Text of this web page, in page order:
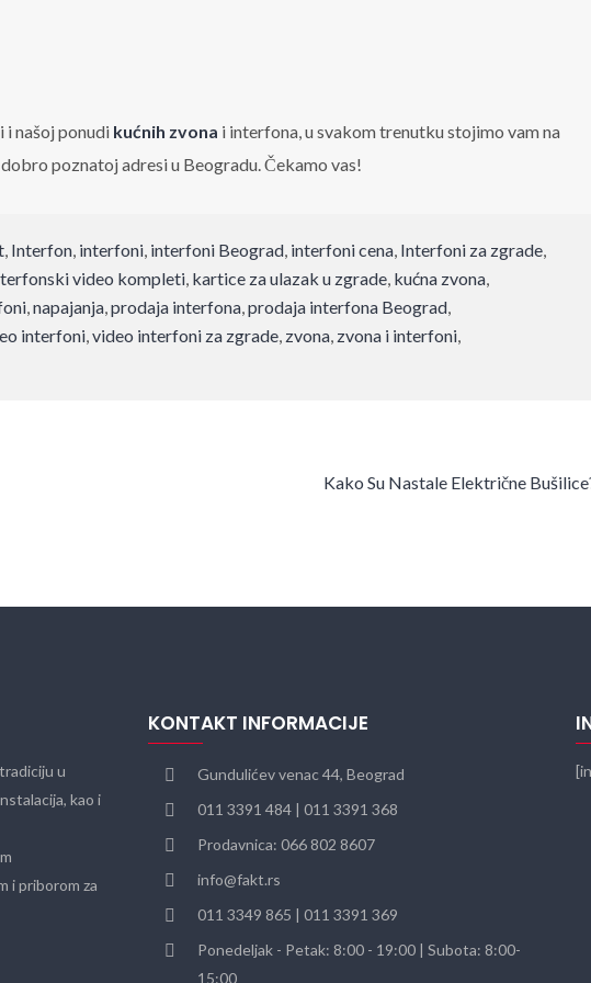
i našoj ponudi kućnih zvona i interfona, u svakom trenutku stojimo vam na
poznatoj adresi u Beogradu. Čekamo vas!
, Interfon, interfoni, interfoni Beograd, interfoni cena, Interfoni za zgrade,
video kompleti, kartice za ulazak u zgrade, kućna zvona,
,napajanja,prodaja interfona,prodaja interfona Beograd,
interfoni,video interfoni za zgrade, zvona, zvona i interfoni,
Kako Su Nastale Električne
u
kao i
i priborom za
KONTAKT INFORMACIJE
Gundulićev venac 44, Beograd
011 3391 484 | 011 3391 368
Prodavnica: 066 802 8607
info@fakt.rs
011 3349 865 | 011 3391 369
Ponedeljak - Petak: 8:00 - 19:00 | Subota: 8:00-
15:00